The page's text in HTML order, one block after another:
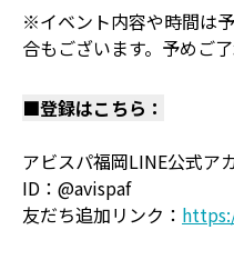
※イベント内容や時間は
合もございます。予めご了
■登録はこちら：
アビスパ福岡LINE公式ア
ID：@avispaf
友だち追加リンク：